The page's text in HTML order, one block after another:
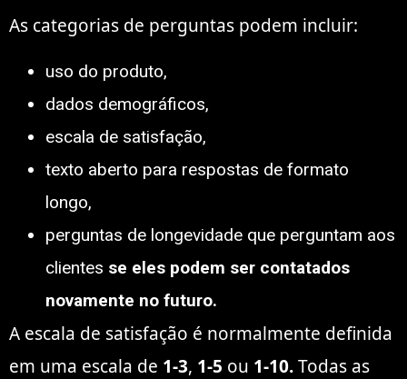
As categorias de perguntas podem incluir:
uso do produto,
dados demográficos,
escala de satisfação,
texto aberto para respostas de formato
longo,
perguntas de longevidade que perguntam aos
clientes se eles podem ser contatados
novamente no futuro.
A escala de satisfação é normalmente definida
em uma escala de 1-3, 1-5 ou 1-10.Todas as